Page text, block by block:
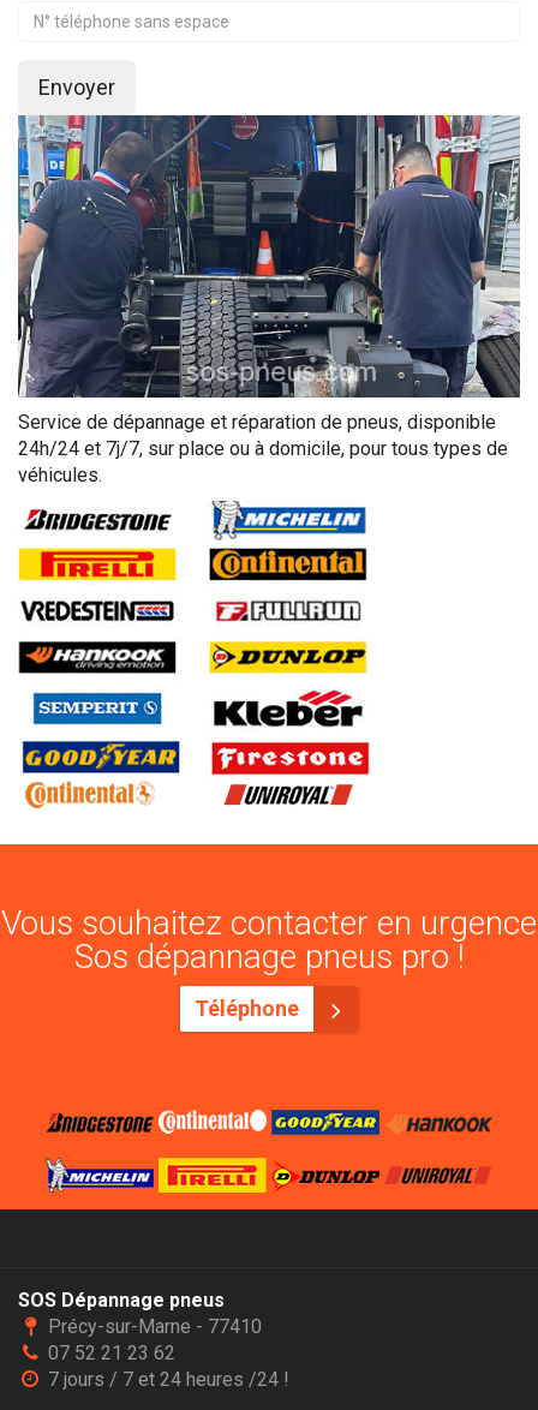
Envoyer
Service de dépannage et réparation de pneus, disponible
24h/24 et 7j/7, sur place ou à domicile, pour tous types de
véhicules.
Vous souhaitez contacter en urgence
Sos dépannage pneus pro !
Téléphone
SOS Dépannage pneus
Précy-sur-Marne - 77410
07 52 21 23 62
7 jours / 7 et 24 heures /24 !